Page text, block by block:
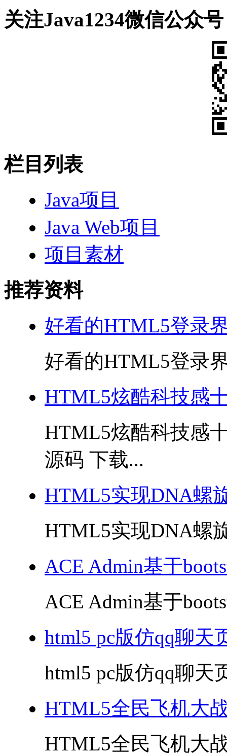
关注Java1234微信公众号
栏目列表
Java项目
Java Web项目
项目素材
推荐资料
好看的HTML5登录
好看的HTML5登录
HTML5炫酷科技感
HTML5炫酷科技感
源码 下载...
HTML5实现DNA螺
HTML5实现DNA螺
ACE Admin基于
ACE Admin基于
html5 pc版仿qq聊天
html5 pc版仿qq聊天
HTML5全民飞机大
HTML5全民飞机大